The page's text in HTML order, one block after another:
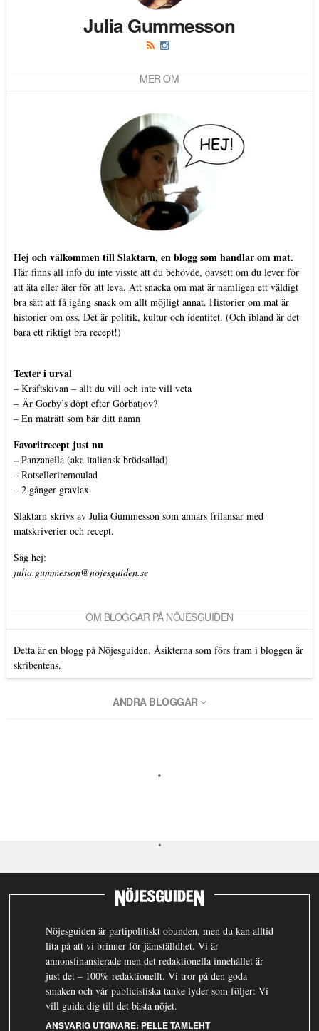
Julia Gummesson
MER OM
Hej och välkommen till Slaktarn, en blogg som handlar om mat.
Här finns all info du inte visste att du behövde, oavsett om du lever för
att äta eller äter för att leva. Att snacka om mat är nämligen ett väldigt
bra sätt att få igång snack om allt möjligt annat. Historier om mat är
historier om oss. Det är politik, kultur och identitet. (Och ibland är det
bara ett riktigt bra recept!)
Texter i urval
– Kräftskivan – allt du vill och inte vill veta
– Är Gorby’s döpt efter Gorbatjov?
– En maträtt som bär ditt namn
Favoritrecept just nu
– Panzanella (aka italiensk brödsallad)
– Rotselleriremoulad
– 2 gånger gravlax
Slaktarn skrivs av Julia Gummesson som annars frilansar med
matskriverier och recept.
Säg hej:
julia.gummesson@nojesguiden.se
OM BLOGGAR PÅ NÖJESGUIDEN
Detta är en blogg på Nöjesguiden. Åsikterna som förs fram i bloggen är
skribentens.
ANDRA BLOGGAR
Nöjesguiden är partipolitiskt obunden, men du kan alltid
lita på att vi brinner för jämställdhet. Vi är
annonsfinansierade men det redaktionella innehållet är
just det – 100% redaktionellt. Vi tror på den goda
smaken och vår publicistiska tanke lyder som följer: Vi
vill guida dig till det bästa nöjet.
ANSVARIG UTGIVARE: PELLE TAMLEHT